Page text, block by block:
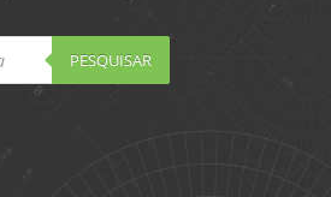
PESQUISAR